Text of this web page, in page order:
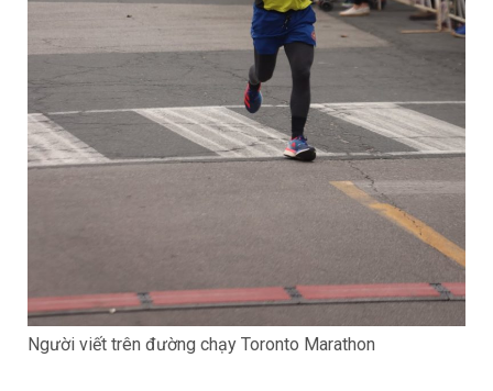
Người viết trên đường chạy Toronto Marathon